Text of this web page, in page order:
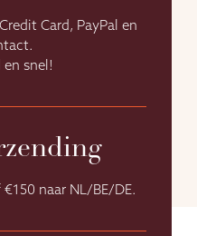
Card, PayPal en
en snel!
naar NL/BE/DE.